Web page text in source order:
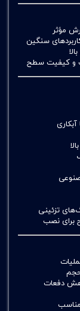
مؤثر
سنگین
و کیفیت سطح
تزئینی
برای نصب
دفعات
مناسب